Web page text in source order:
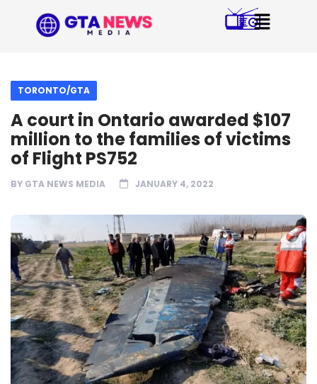
TORONTO/GTA
A court in Ontario awarded $107
million to the families of victims
of Flight PS752
BY GTA NEWS MEDIA JANUARY 4, 2022